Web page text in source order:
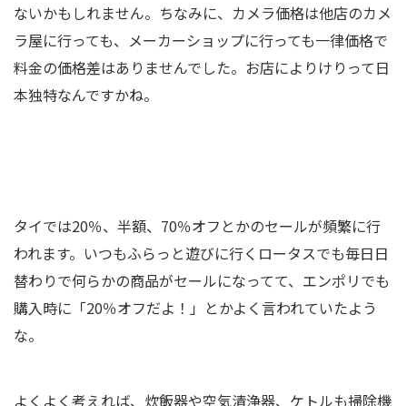
ないかもしれません。ちなみに、カメラ価格は他店のカメ
ラ屋に行っても、メーカーショップに行っても一律価格で
料金の価格差はありませんでした。お店によりけりって日
本独特なんですかね。
タイでは20％、半額、70％オフとかのセールが頻繁に行
われます。いつもふらっと遊びに行くロータスでも毎日日
替わりで何らかの商品がセールになってて、エンポリでも
購入時に「20％オフだよ！」とかよく言われていたよう
な。
よくよく考えれば、炊飯器や空気清浄器、ケトルも掃除機